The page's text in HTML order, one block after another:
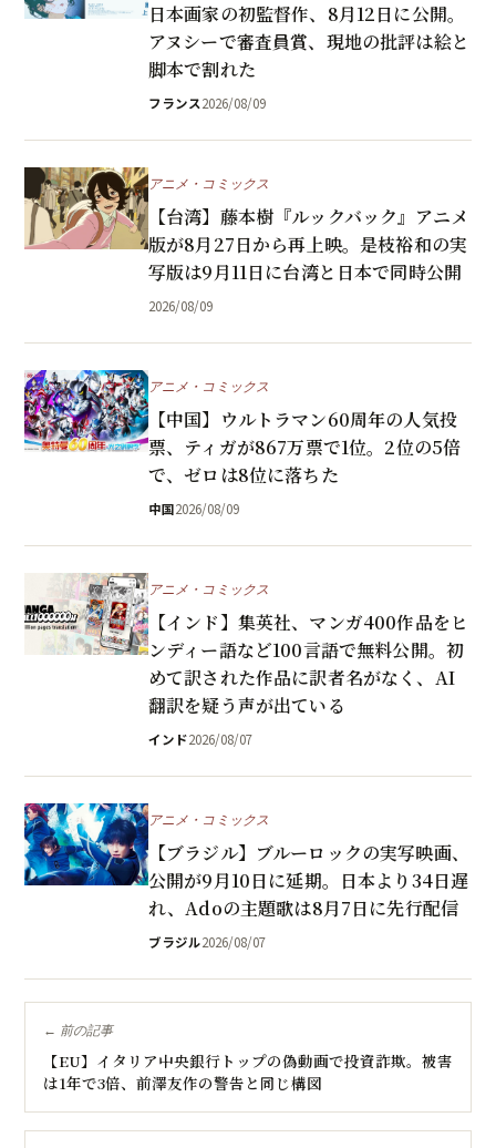
日本画家の初監督作、8月12日に公開。
アヌシーで審査員賞、現地の批評は絵と
脚本で割れた
フランス2026/08/09
アニメ・コミックス
【台湾】藤本樹『ルックバック』アニメ
版が8月27日から再上映。是枝裕和の実
写版は9月11日に台湾と日本で同時公開
2026/08/09
アニメ・コミックス
【中国】ウルトラマン60周年の人気投
票、ティガが867万票で1位。2位の5倍
で、ゼロは8位に落ちた
中国2026/08/09
アニメ・コミックス
【インド】集英社、マンガ400作品をヒ
ンディー語など100言語で無料公開。初
めて訳された作品に訳者名がなく、AI
翻訳を疑う声が出ている
インド2026/08/07
アニメ・コミックス
【ブラジル】ブルーロックの実写映画、
公開が9月10日に延期。日本より34日遅
れ、Adoの主題歌は8月7日に先行配信
ブラジル2026/08/07
← 前の記事
【EU】イタリア中央銀行トップの偽動画で投資詐欺。被害
は1年で3倍、前澤友作の警告と同じ構図